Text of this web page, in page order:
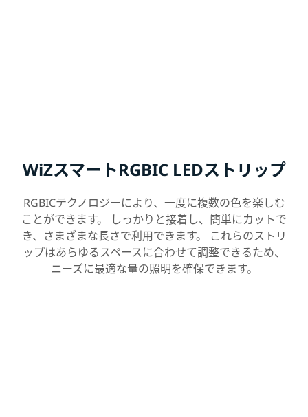
WiZスマートRGBIC LEDストリップ
RGBICテクノロジーにより、一度に複数の色を楽しむ
ことができます。 しっかりと接着し、簡単にカットで
き、さまざまな長さで利用できます。 これらのストリ
ップはあらゆるスペースに合わせて調整できるため、
ニーズに最適な量の照明を確保できます。